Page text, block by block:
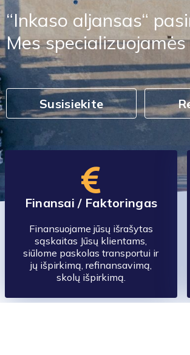
“Inkaso aljansas“
Mes
Susisiekite
Finansai / Faktoringas
Finansuojame jūsų išrašytas
sąskaitas Jūsų klientams,
siūlome paskolas transportui ir
jų išpirkimą, refinansavimą,
skolų išpirkimą.